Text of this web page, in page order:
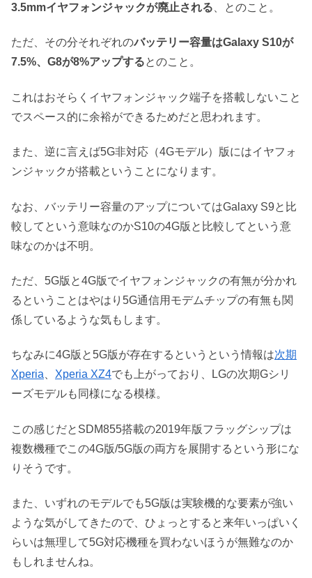
3.5mmイヤフォンジャックが廃止される 、とのこと。
ただ、その分それぞれのバッテリー容量はGalaxy S10が
7.5%、G8が8%アップするとのこと。
これはおそらくイヤフォンジャック端子を搭載しないこと
でスペース的に余裕ができるためだと思われます。
また、逆に言えば5G非対応（4Gモデル）版にはイヤフォ
ンジャックが搭載ということになります。
なお、バッテリー容量のアップについてはGalaxy S9と比
較してという意味なのかS10の4G版と比較してという意
味なのかは不明。
ただ、5G版と4G版でイヤフォンジャックの有無が分かれ
るということはやはり5G通信用モデムチップの有無も関
係しているような気もします。
ちなみに4G版と5G版が存在するというという情報は次期
Xperia
Xperia XZ4でも上がっており、LGの次期Gシリ
ーズモデルも同様になる模様。
この感じだとSDM855搭載の2019年版フラッグシップは
複数機種でこの4G版/5G版の両方を展開するという形にな
りそうです。
また、いずれのモデルでも5G版は実験機的な要素が強い
ような気がしてきたので、ひょっとすると来年いっぱいく
らいは無理して5G対応機種を買わないほうが無難なのか
もしれませんね。